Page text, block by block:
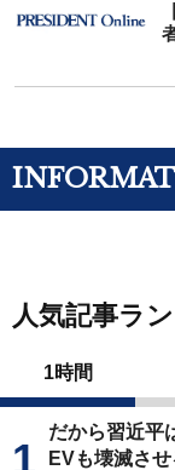
人気記事ラ
1時間
だから習近平
EVも壊滅さ